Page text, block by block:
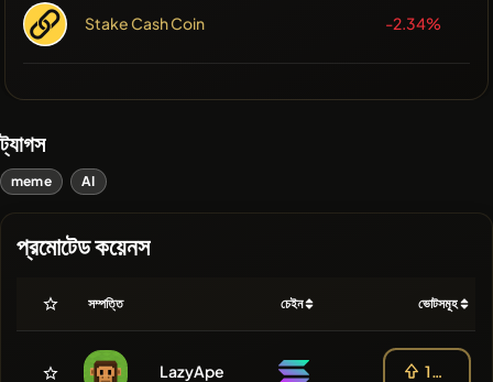
Stake Cash Coin -2.34%
ট্যাগস
meme AI
প্রমোটেড কয়েনস
সম্পত্তি চেইন ভোটসমূহ
LazyApe 108